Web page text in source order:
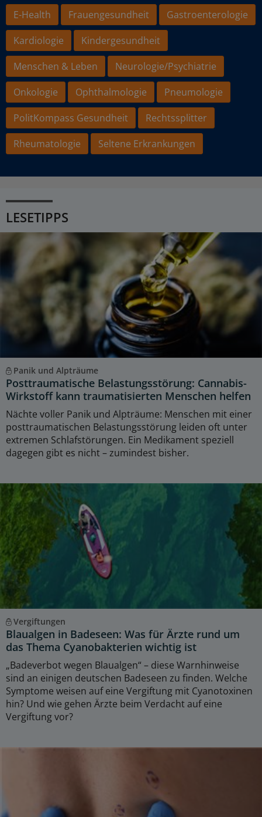
E-Health
Frauengesundheit
Gastroenterologie
Kardiologie
Kindergesundheit
Menschen & Leben
Neurologie/Psychiatrie
Onkologie
Ophthalmologie
Pneumologie
PolitKompass Gesundheit
Rechtssplitter
Rheumatologie
Seltene Erkrankungen
LESETIPPS
Panik und Alpträume
Posttraumatische Belastungsstörung: Cannabis-
Wirkstoff kann traumatisierten Menschen helfen
Nächte voller Panik und Alpträume: Menschen mit einer
posttraumatischen Belastungsstörung leiden oft unter
extremen Schlafstörungen. Ein Medikament speziell
dagegen gibt es nicht – zumindest bisher.
Vergiftungen
Blaualgen in Badeseen: Was für Ärzte rund um
das Thema Cyanobakterien wichtig ist
„Badeverbot wegen Blaualgen“ – diese Warnhinweise
sind an einigen deutschen Badeseen zu finden. Welche
Symptome weisen auf eine Vergiftung mit Cyanotoxinen
hin? Und wie gehen Ärzte beim Verdacht auf eine
Vergiftung vor?